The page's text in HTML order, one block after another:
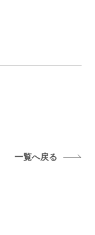
一覧へ戻る